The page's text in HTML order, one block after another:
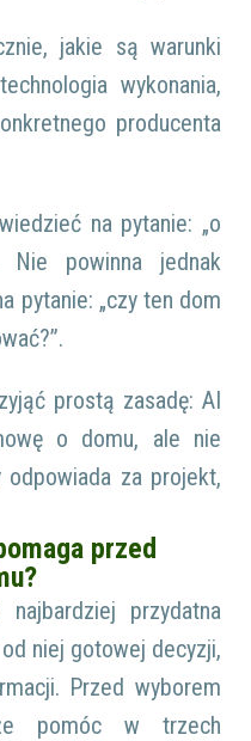
jakie są warunki
wykonania,
producenta
na pytanie: „o
Nie powinna jednak
pytanie: „czy ten dom
prostą zasadę: AI
o domu, ale nie
za projekt,
przed
przydatna
niej gotowej decyzji,
Przed wyborem
pomóc w trzech